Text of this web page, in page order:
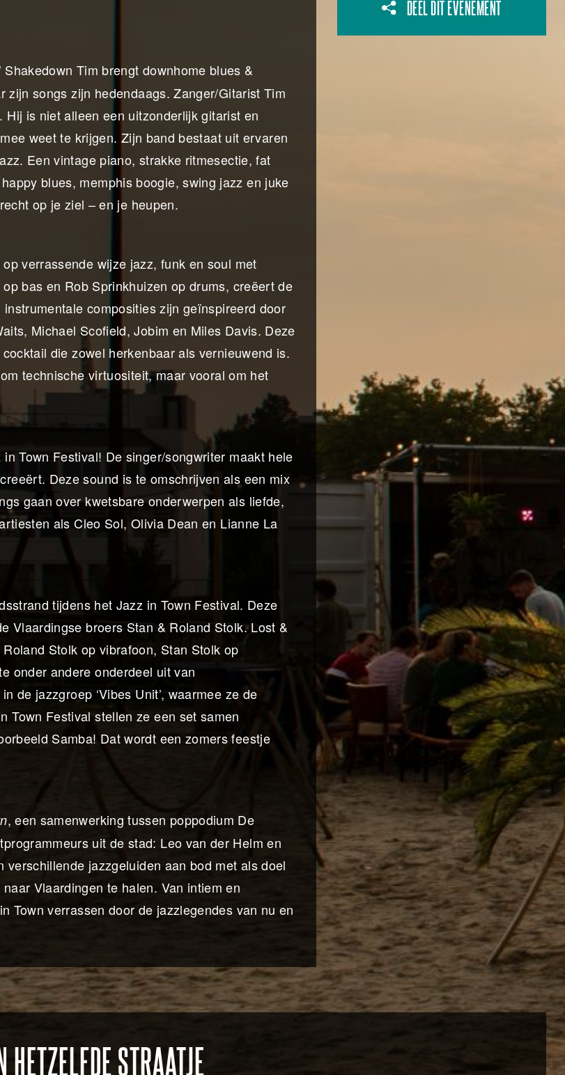
Shakedown Tim brengt downhome blues &
zijn songs zijn hedendaags. Zanger/Gitarist Tim
is niet alleen een uitzonderlijk gitarist en
weet te krijgen. Zijn band bestaat uit ervaren
Een vintage piano, strakke ritmesectie, fat
blues, memphis boogie, swing jazz en juke
op je ziel – en je heupen.
verrassende wijze jazz, funk en soul met
bas en Rob Sprinkhuizen op drums, creëert de
composities zijn geïnspireerd door
Michael Scofield, Jobim en Miles Davis. Deze
die zowel herkenbaar als vernieuwend is.
technische virtuositeit, maar vooral om het
Town Festival! De singer/songwriter maakt hele
Deze sound is te omschrijven als een mix
gaan over kwetsbare onderwerpen als liefde,
als Cleo Sol, Olivia Dean en Lianne La
tijdens het Jazz in Town Festival. Deze
Vlaardingse broers Stan & Roland Stolk. Lost &
Stolk op vibrafoon, Stan Stolk op
onder andere onderdeel uit van
de jazzgroep ‘Vibes Unit’, waarmee ze de
Town Festival stellen ze een set samen
Samba! Dat wordt een zomers feestje
, een samenwerking tussen poppodium De
uit de stad: Leo van der Helm en
jazzgeluiden aan bod met als doel
Vlaardingen te halen. Van intiem en
Town verrassen door de jazzlegendes van nu en
DEEL DIT EVENEMENT
HETZELFDE STRAATJE